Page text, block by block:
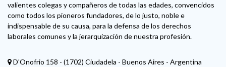
valientes colegas y compañeros de todas las edades, convencidos
como todos los pioneros fundadores, de lo justo, noble e
indispensable de su causa, para la defensa de los derechos
laborales comunes y la jerarquización de nuestra profesión.
D'Onofrio 158 - (1702) Ciudadela - Buenos Aires - Argentina